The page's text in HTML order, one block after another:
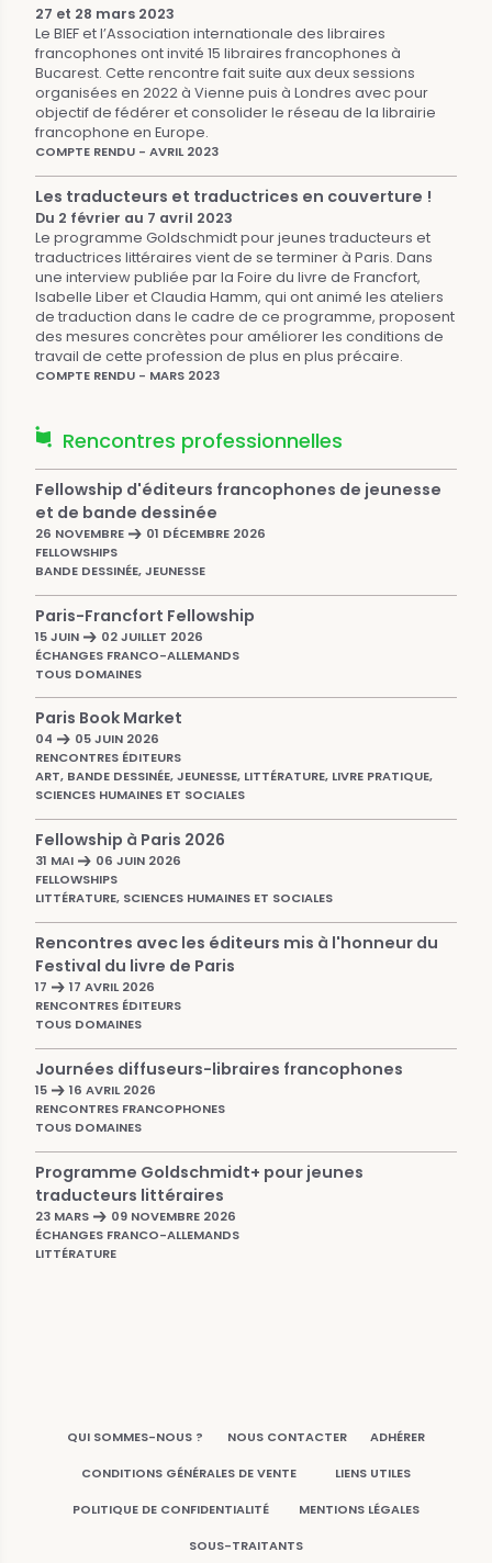
27 et 28 mars 2023
Le BIEF et l’Association internationale des libraires
francophones ont invité 15 libraires francophones à
Bucarest. Cette rencontre fait suite aux deux sessions
organisées en 2022 à Vienne puis à Londres avec pour
objectif de fédérer et consolider le réseau de la librairie
francophone en Europe.
COMPTE RENDU - AVRIL 2023
Les traducteurs et traductrices en couverture !
Du 2 février au 7 avril 2023
Le programme Goldschmidt pour jeunes traducteurs et
traductrices littéraires vient de se terminer à Paris. Dans
une interview publiée par la Foire du livre de Francfort,
Isabelle Liber et Claudia Hamm, qui ont animé les ateliers
de traduction dans le cadre de ce programme, proposent
des mesures concrètes pour améliorer les conditions de
travail de cette profession de plus en plus précaire.
COMPTE RENDU - MARS 2023
Rencontres professionnelles
Fellowship d'éditeurs francophones de jeunesse
et de bande dessinée
26 NOVEMBRE
01 DÉCEMBRE 2026
FELLOWSHIPS
BANDE DESSINÉE, JEUNESSE
Paris-Francfort Fellowship
15 JUIN
02 JUILLET 2026
ÉCHANGES FRANCO-ALLEMANDS
TOUS DOMAINES
Paris Book Market
04
05 JUIN 2026
RENCONTRES ÉDITEURS
ART, BANDE DESSINÉE, JEUNESSE, LITTÉRATURE, LIVRE PRATIQUE,
SCIENCES HUMAINES ET SOCIALES
Fellowship à Paris 2026
31 MAI
06 JUIN 2026
FELLOWSHIPS
LITTÉRATURE, SCIENCES HUMAINES ET SOCIALES
Rencontres avec les éditeurs mis à l'honneur du
Festival du livre de Paris
17
17 AVRIL 2026
RENCONTRES ÉDITEURS
TOUS DOMAINES
Journées diffuseurs-libraires francophones
15
16 AVRIL 2026
RENCONTRES FRANCOPHONES
TOUS DOMAINES
Programme Goldschmidt+ pour jeunes
traducteurs littéraires
23 MARS
09 NOVEMBRE 2026
ÉCHANGES FRANCO-ALLEMANDS
LITTÉRATURE
QUI SOMMES-NOUS ? NOUS CONTACTER ADHÉRER
CONDITIONS GÉNÉRALES DE VENTE LIENS UTILES
POLITIQUE DE CONFIDENTIALITÉ MENTIONS LÉGALES
SOUS-TRAITANTS